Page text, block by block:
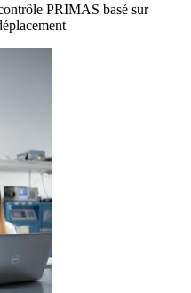
PRIMAS basé sur